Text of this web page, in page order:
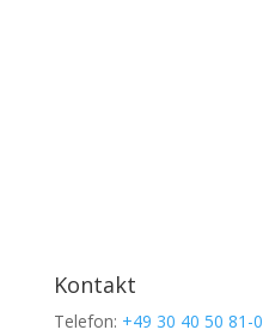
Kontakt
Telefon: +49 30 40 50 81-0